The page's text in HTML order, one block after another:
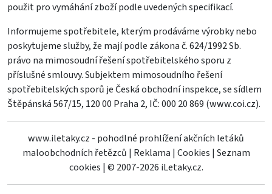
použit pro vymáhání zboží podle uvedených specifikací.
Informujeme spotřebitele, kterým prodáváme výrobky nebo
poskytujeme služby, že mají podle zákona č. 624/1992 Sb.
právo na mimosoudní řešení spotřebitelského sporu z
příslušné smlouvy. Subjektem mimosoudního řešení
spotřebitelských sporů je Česká obchodní inspekce, se sídlem
Štěpánská 567/15, 120 00 Praha 2, IČ: 000 20 869 (www.coi.cz).
www.iletaky.cz - pohodlné prohlížení akčních letáků
maloobchodních řetězců | Reklama | Cookies | Seznam
cookies | © 2007-2026 iLetaky.cz.